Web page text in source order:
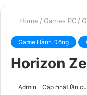
Home / Games PC /
Game Hành Động
Horizon
Admin Cập nhật lần